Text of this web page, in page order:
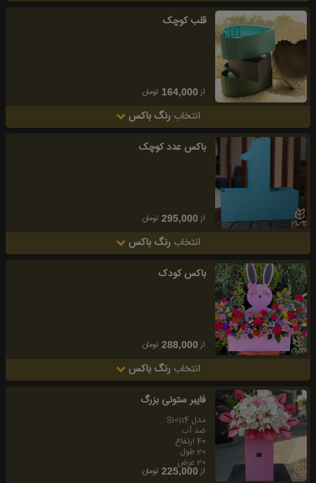
قلب کوچک
از164,000 تومان
انتخاب رنگ باکس
باکس عدد کوچک
از295,000 تومان
انتخاب رنگ باکس
باکس کودک
از288,000 تومان
انتخاب رنگ باکس
فايبر ستونى بزرگ
مدل S10114
ضد آب
40 ارتفاع
20 طول
20 عرض
از225,000 تومان